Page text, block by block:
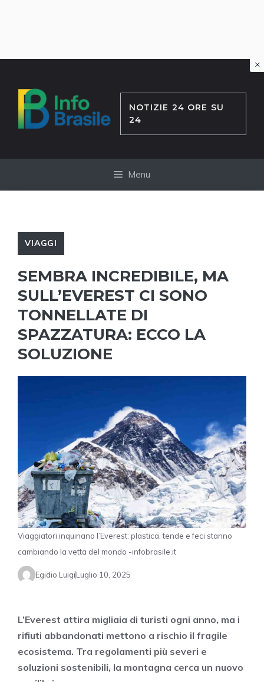
contenuto
NOTIZIE 24 ORE SU
24
Menu
VIAGGI
SEMBRA INCREDIBILE, MA
SULL’EVEREST CI SONO
TONNELLATE DI
SPAZZATURA: ECCO LA
SOLUZIONE
Viaggiatori inquinano l’Everest: plastica, tende e feci stanno
cambiando la vetta del mondo -infobrasile.it
Egidio LuigiLuglio 10, 2025
L’Everest attira migliaia di turisti ogni anno, ma i
rifiuti abbandonati mettono a rischio il fragile
ecosistema. Tra regolamenti più severi e
soluzioni sostenibili, la montagna cerca un nuovo
×